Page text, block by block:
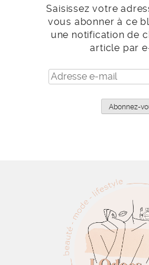
Saisissez votre
vous abonner à ce
une notification de
article par
Adresse
e-
Abonnez-